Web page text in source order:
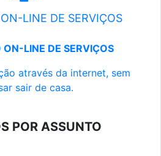
LINE DE SERVIÇOS
LINE DE SERVIÇOS
através da internet, sem
sair de casa.
POR ASSUNTO